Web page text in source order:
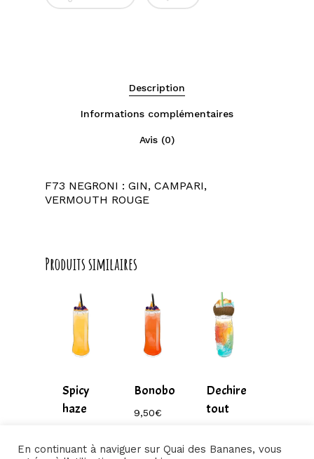
Description
Informations complémentaires
Avis (0)
F73 NEGRONI : GIN, CAMPARI,
VERMOUTH ROUGE
Produits similaires
Spicy
haze
220,00€
Bonobo
9,50€
Plage
Dechire
tout
–
240,00€
En continuant à naviguer sur Quai des Bananes, vous